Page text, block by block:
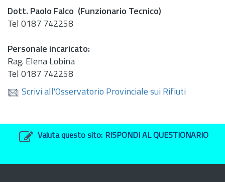
Dott. Paolo Falco (Funzionario Tecnico)
Tel 0187 742258
Personale incaricato:
Rag. Elena Lobina
Tel 0187 742258
Scrivi all'Osservatorio Provinciale sui Rifiuti
Valuta questo sito: RISPONDI AL QUESTIONARIO